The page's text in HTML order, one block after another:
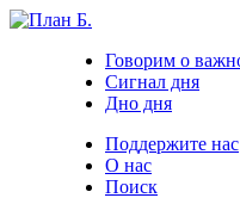
Говорим о
Сигнал дня
Дно дня
Поддержите нас
О нас
Поиск